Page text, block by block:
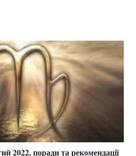
2022, поради та рекомендації